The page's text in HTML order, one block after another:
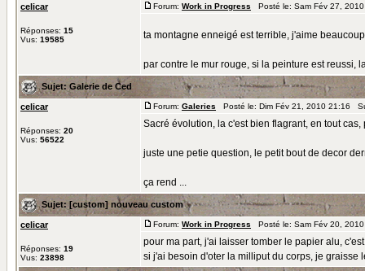
celicar
Réponses: 15
Vus: 19585
Forum: Work in Progress Posté le: Sam Fév 27,
ta montagne enneigé est terrible, j'aime
par contre le mur rouge, si la peinture est reussi,
Sujet: Galerie de Ced
celicar
Réponses: 20
Vus: 56522
Forum: Galeries Posté le: Dim Fév 21, 2010 21:16
Sacré évolution, la c'est bien flagrant, en tout
juste une petie question, le petit bout de decor
ça rend ...
Sujet: [custom] nouveau custom
celicar
Réponses: 19
Vus: 23898
Forum: Work in Progress Posté le: Sam Fév 20,
pour ma part, j'ai laisser tomber le papier alu,
si j'ai besoin d'oter la milliput du corps, je graisse